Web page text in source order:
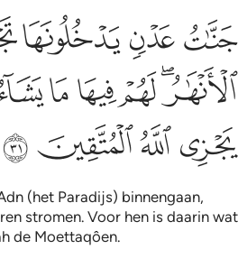
جنات عدن يدخلونها تجري من تحتها
جَنَّـٰتُ عَدْنٍۢ يَدْخُلُونَهَا تَجْرِى مِن
ﲓﲔﲕ
ﲙﲚﲛﲜﲝ
ﲡﲢﲣﲤ
(het Paradijs) binnengaan,
stromen. Voor hen is daarin wat
de Moettaqôen.